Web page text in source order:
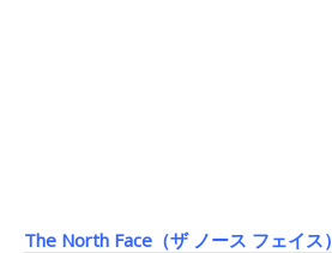
The North Face（ザ ノース フェイス）